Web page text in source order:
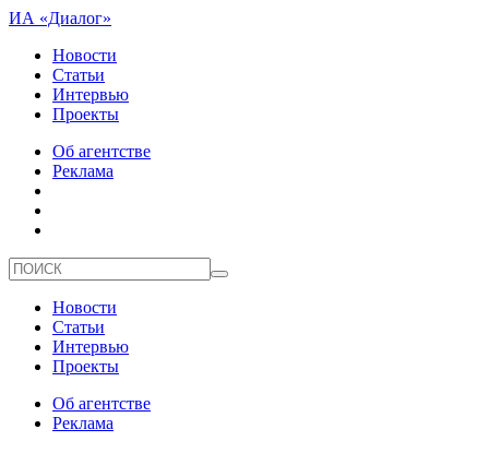
ИА «Диалог»
Новости
Статьи
Интервью
Проекты
Об агентстве
Реклама
Новости
Статьи
Интервью
Проекты
Об агентстве
Реклама